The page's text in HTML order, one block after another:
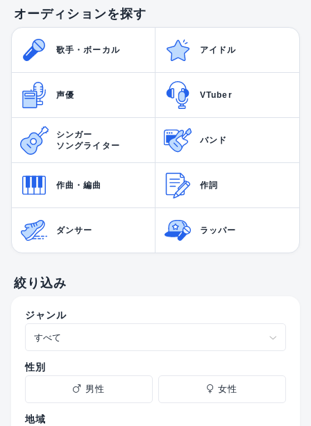
オーディションを探す
歌手・ボーカル アイドル
声優 VTuber
シンガー
ソングライター
バンド
作曲・編曲 作詞
ダンサー ラッパー
絞り込み
ジャンル
性別
男性 女性
地域